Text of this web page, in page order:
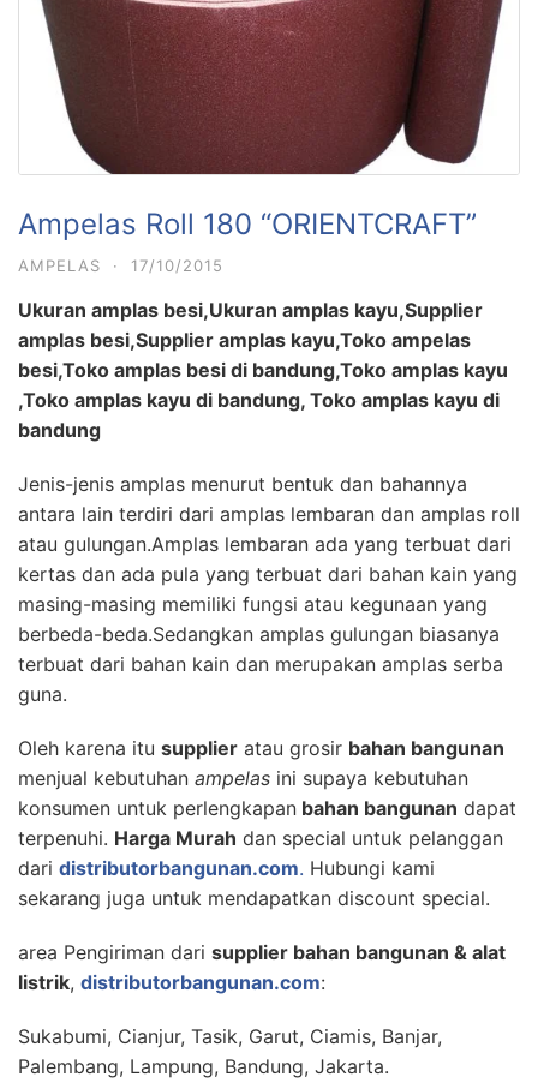
Ampelas Roll 180 “ORIENTCRAFT”
AMPELAS · 17/10/2015
Ukuran amplas besi,Ukuran amplas kayu,Supplier
amplas besi,Supplier amplas kayu,Toko ampelas
besi,Toko amplas besi di bandung,Toko amplas kayu
,Toko amplas kayu di bandung, Toko amplas kayu di
bandung
Jenis-jenis amplas menurut bentuk dan bahannya
antara lain terdiri dari amplas lembaran dan amplas roll
atau gulungan.Amplas lembaran ada yang terbuat dari
kertas dan ada pula yang terbuat dari bahan kain yang
masing-masing memiliki fungsi atau kegunaan yang
berbeda-beda.Sedangkan amplas gulungan biasanya
terbuat dari bahan kain dan merupakan amplas serba
guna.
Oleh karena itu supplier atau grosir bahan bangunan
menjual kebutuhan ampelas ini supaya kebutuhan
konsumen untuk perlengkapan bahan bangunan dapat
terpenuhi. Harga Murah dan special untuk pelanggan
dari distributorbangunan.com. Hubungi kami
sekarang juga untuk mendapatkan discount special.
area Pengiriman dari supplier bahan bangunan & alat
listrik, distributorbangunan.com:
Sukabumi, Cianjur, Tasik, Garut, Ciamis, Banjar,
Palembang, Lampung, Bandung, Jakarta.